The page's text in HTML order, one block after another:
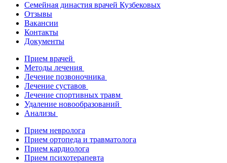
Семейная династия врачей Кузбековых
Отзывы
Вакансии
Контакты
Документы
Прием врачей
Методы лечения
Лечение позвоночника
Лечение суставов
Лечение спортивных травм
Удаление новообразований
Анализы
Прием невролога
Прием ортопеда и травматолога
Прием кардиолога
Прием психотерапевта